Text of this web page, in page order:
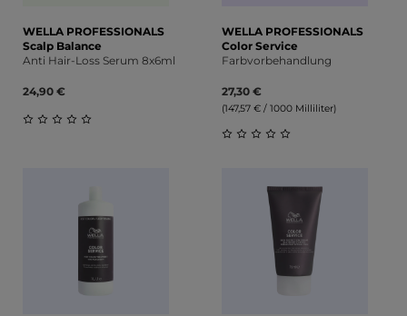
WELLA PROFESSIONALS
Scalp Balance
Anti Hair-Loss Serum 8x6ml
24,90 €
WELLA PROFESSIONALS
Color Service
Farbvorbehandlung
27,30 €
(147,57 € / 1000 Milliliter)